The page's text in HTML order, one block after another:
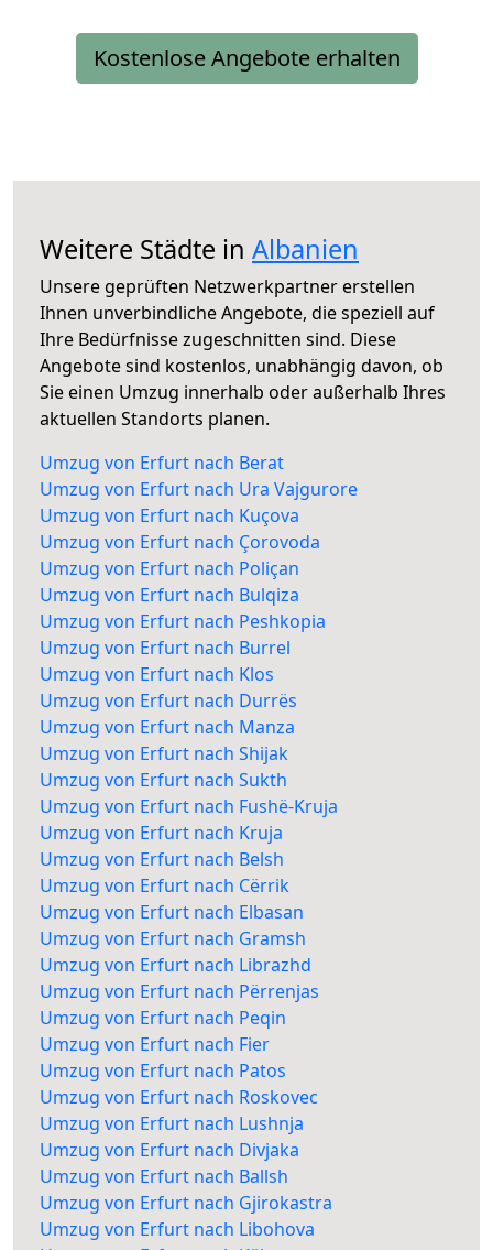
Kostenlose Angebote erhalten
Weitere Städte in Albanien
Unsere geprüften Netzwerkpartner erstellen
Ihnen unverbindliche Angebote, die speziell auf
Ihre Bedürfnisse zugeschnitten sind. Diese
Angebote sind kostenlos, unabhängig davon, ob
Sie einen Umzug innerhalb oder außerhalb Ihres
aktuellen Standorts planen.
Umzug von Erfurt nach Berat
Umzug von Erfurt nach Ura Vajgurore
Umzug von Erfurt nach Kuçova
Umzug von Erfurt nach Çorovoda
Umzug von Erfurt nach Poliçan
Umzug von Erfurt nach Bulqiza
Umzug von Erfurt nach Peshkopia
Umzug von Erfurt nach Burrel
Umzug von Erfurt nach Klos
Umzug von Erfurt nach Durrës
Umzug von Erfurt nach Manza
Umzug von Erfurt nach Shijak
Umzug von Erfurt nach Sukth
Umzug von Erfurt nach Fushë-Kruja
Umzug von Erfurt nach Kruja
Umzug von Erfurt nach Belsh
Umzug von Erfurt nach Cërrik
Umzug von Erfurt nach Elbasan
Umzug von Erfurt nach Gramsh
Umzug von Erfurt nach Librazhd
Umzug von Erfurt nach Përrenjas
Umzug von Erfurt nach Peqin
Umzug von Erfurt nach Fier
Umzug von Erfurt nach Patos
Umzug von Erfurt nach Roskovec
Umzug von Erfurt nach Lushnja
Umzug von Erfurt nach Divjaka
Umzug von Erfurt nach Ballsh
Umzug von Erfurt nach Gjirokastra
Umzug von Erfurt nach Libohova